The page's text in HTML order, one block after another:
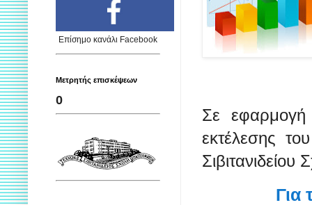
Σε εφαρμογή
εκτέλεσης
Για
Επίσημο κανάλι Facebook
Μετρητής επισκέψεων
0